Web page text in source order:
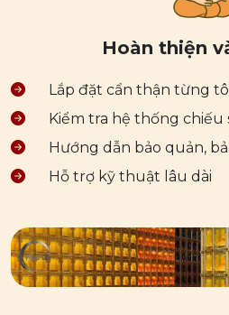
Hoàn thiện
Lắp đặt cẩn thận từng
Kiểm tra hệ thống chiếu
Hướng dẫn bảo quản,
Hỗ trợ kỹ thuật lâu dài